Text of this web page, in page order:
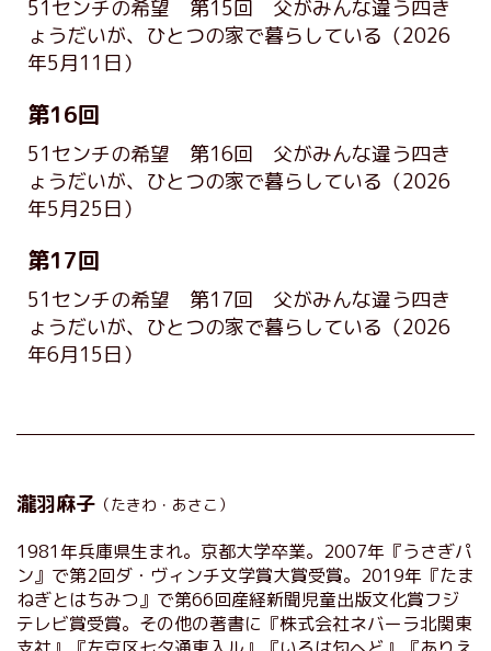
51センチの希望 第15回 父がみんな違う四き
ょうだいが、ひとつの家で暮らしている （2026
年5月11日）
第16回
51センチの希望 第16回 父がみんな違う四き
ょうだいが、ひとつの家で暮らしている （2026
年5月25日）
第17回
51センチの希望 第17回 父がみんな違う四き
ょうだいが、ひとつの家で暮らしている （2026
年6月15日）
瀧羽麻子 （たきわ・あさこ）
1981年兵庫県生まれ。京都大学卒業。2007年『うさぎパ
ン』で第2回ダ・ヴィンチ文学賞大賞受賞。2019年『たま
ねぎとはちみつ』で第66回産経新聞児童出版文化賞フジ
テレビ賞受賞。その他の著書に『株式会社ネバーラ北関東